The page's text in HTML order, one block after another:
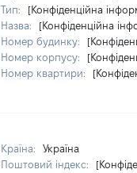
Тип:
[Конфіденційна
Назва:
[Конфіденційна
Номер будинку:
Номер корпусу:
Номер квартири:
Країна:
Україна
Поштовий індекс: